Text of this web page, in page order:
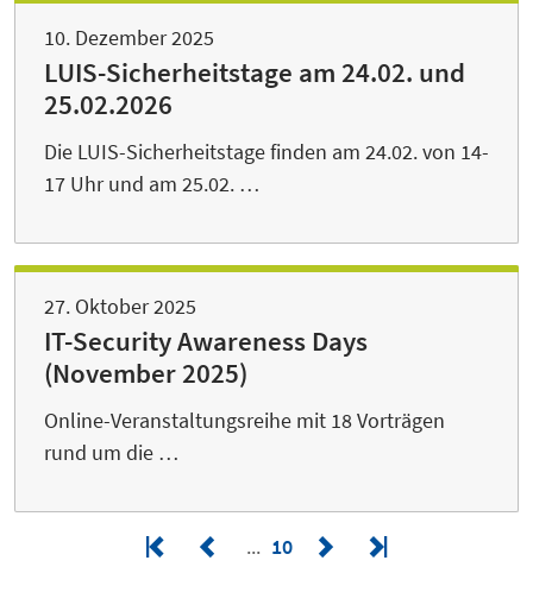
10. Dezember 2025
LUIS-Sicherheitstage am 24.02. und
25.02.2026
Die LUIS-Sicherheitstage finden am 24.02. von 14-
17 Uhr und am 25.02. …
27. Oktober 2025
IT-Security Awareness Days
(November 2025)
Online-Veranstaltungsreihe mit 18 Vorträgen
rund um die …
10